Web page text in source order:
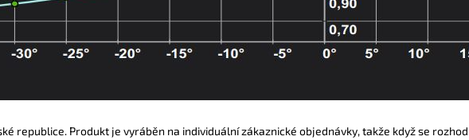
republice. Produkt je vyráběn na individuální zákaznické objednávky, takže když se